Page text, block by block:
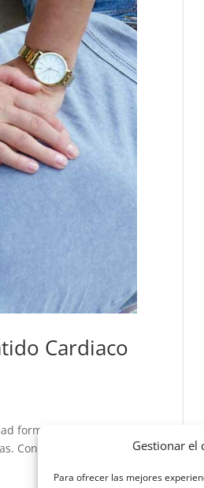
Gestionar el
Para ofrecer las mejores
Cardiaco
formativa gratuita en
Con certificado de